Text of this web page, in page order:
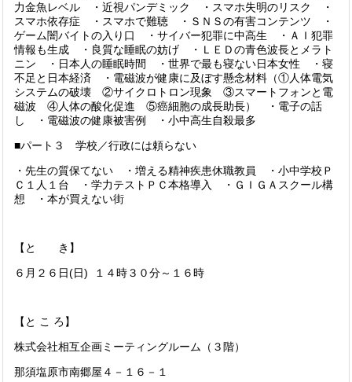
力金魚レベル ・近視パンデミック ・スマホ失明のリスク ・
スマホ依存症 ・スマホで難聴 ・ＳＮＳの有害コンテンツ ・
ゲーム闇バイトの入り口 ・サイバー犯罪に中高生 ・ＡＩ犯罪
情報も生成 ・良質な睡眠の妨げ ・ＬＥＤの青色波長とメラト
ニン ・日本人の睡眠時間 ・世界で最も寝ない日本女性 ・寝
不足と日本経済 ・電磁波が健康に及ぼす懸念材料（①人体電気
システムの破壊 ②サイクロトロン現象 ③スマートフォンと電
磁波 ④人体の酸化促進 ⑤癌細胞の成長助長） ・電子の話
し ・電磁波の健康被害例 ・小中高生自殺最多
■パート３ 学校／行政には頼らない
・先生の質保てない ・増える精神疾患休職教員 ・小中学校Ｐ
Ｃ１人１台 ・学力テストＰＣ本格導入 ・ＧＩＧＡスクール構
想 ・本が買えない街
【と き】
６月２６日(日) １４時３０分～１６時
【と こ ろ】
株式会社相互企画ミーティングルーム（３階）
那須塩原市南郷屋４－１６－１